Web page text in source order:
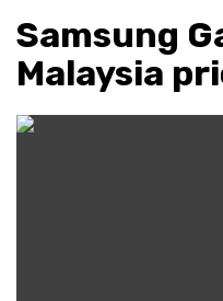
Samsung
Malaysia